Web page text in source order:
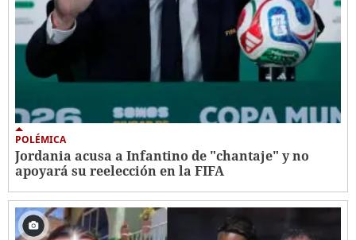
POLÉMICA
Jordania acusa a Infantino de "chantaje" y no
apoyará su reelección en la FIFA